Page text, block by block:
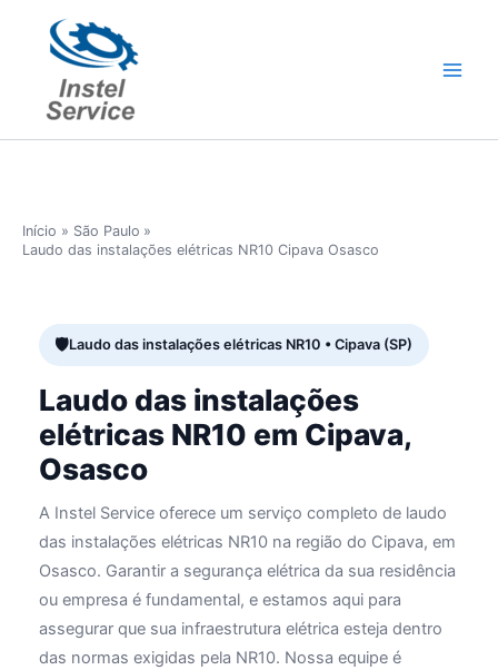
conteúdo
Início
São Paulo
Laudo das instalações elétricas NR10 Cipava Osasco
Laudo das instalações elétricas NR10 • Cipava (SP)
Laudo das instalações
elétricas NR10 em Cipava,
Osasco
A Instel Service oferece um serviço completo de laudo
das instalações elétricas NR10 na região do Cipava, em
Osasco. Garantir a segurança elétrica da sua residência
ou empresa é fundamental, e estamos aqui para
assegurar que sua infraestrutura elétrica esteja dentro
das normas exigidas pela NR10. Nossa equipe é